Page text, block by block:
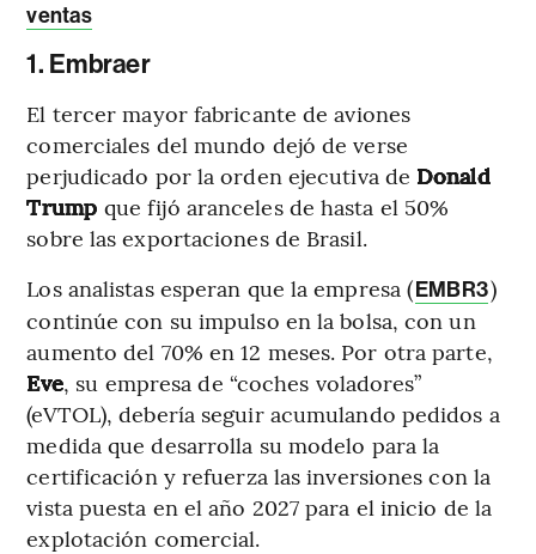
ventas
1. Embraer
El tercer mayor fabricante de aviones
comerciales del mundo dejó de verse
perjudicado por la orden ejecutiva de Donald
Trump que fijó aranceles de hasta el 50%
sobre las exportaciones de Brasil.
Los analistas esperan que la empresa (EMBR3)
continúe con su impulso en la bolsa, con un
aumento del 70% en 12 meses. Por otra parte,
Eve, su empresa de “coches voladores”
(eVTOL), debería seguir acumulando pedidos a
medida que desarrolla su modelo para la
certificación y refuerza las inversiones con la
vista puesta en el año 2027 para el inicio de la
explotación comercial.